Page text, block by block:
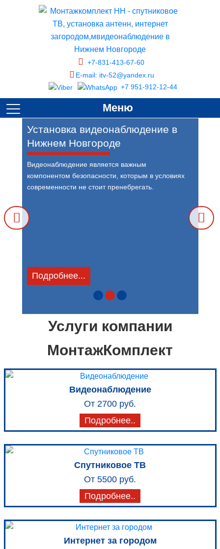
+7-831-413-67-60
E-mail: itv-52@yandex.ru
+7 951-912-12-44
Меню
Установка видеонаблюдение в
Нижнем Новгороде
Видеонаблюдение является важным
компонентом безопасности, которым в условиях
современности не стоит пренебрегать.
Подробнее...
Услуги компании
МонтажКомплект
Видеонаблюдение
От 2700 руб.
Подробнее..
Спутниковое ТВ
От 5500 руб.
Подробнее..
Интернет за городом